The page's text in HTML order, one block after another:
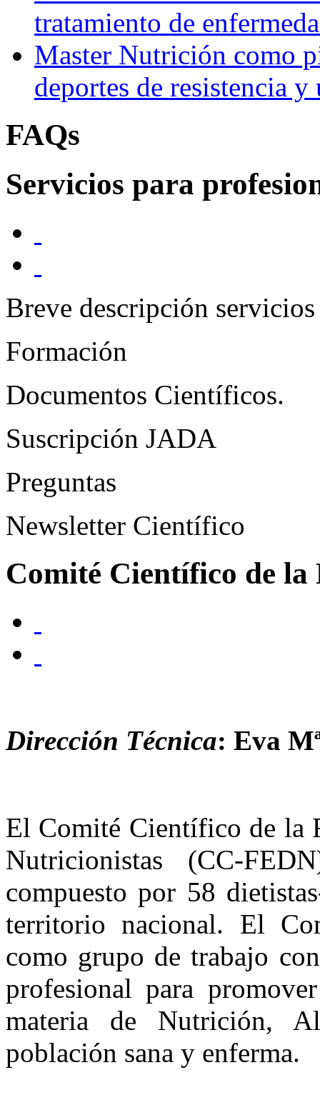
tratamiento de
Master Nutrición como
deportes de resistencia
FAQs
Servicios para
Breve descripción
Formación
Documentos Científicos.
Suscripción JADA
Preguntas
Newsletter Científico
Comité Científico de la
Dirección Técnica: Eva
El Comité Científico de la
Nutricionistas (CC-
compuesto por 58
territorio nacional. El
como grupo de trabajo
profesional para
materia de Nutrición,
población sana y enferma.